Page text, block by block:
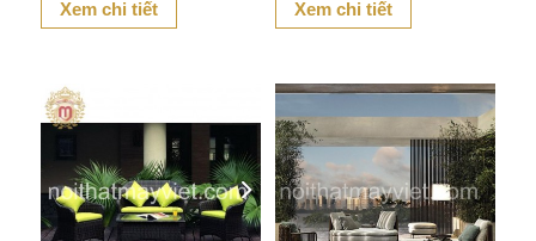
tĩnh điện và thiết kế tinh tế,
Xem chi tiết
chất liệu mây nhựa dẹt cao
Xem chi tiết